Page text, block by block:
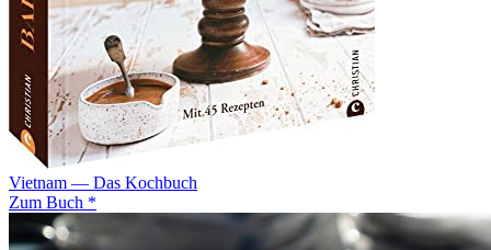
Vietnam — Das Kochbuch
Zum Buch *